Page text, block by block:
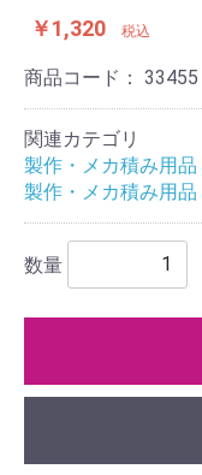
￥1,320 税込
商品コード： 33455
関連カテゴリ
製作・メカ積み用品
製作・メカ積み用品
数量